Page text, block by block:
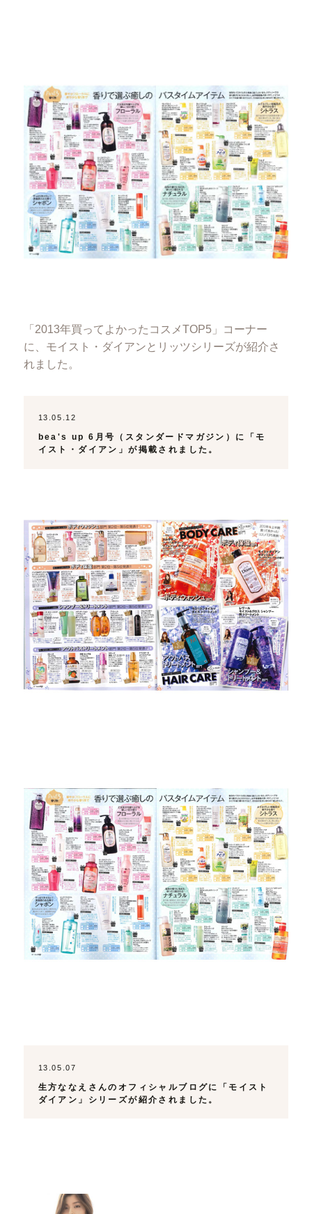
「2013年買ってよかったコスメTOP5」コーナー
に、モイスト・ダイアンとリッツシリーズが紹介さ
れました。
13.05.12
bea's up 6月号（スタンダードマガジン）に「モ
イスト・ダイアン」が掲載されました。
13.05.07
生方ななえさんのオフィシャルブログに「モイスト
ダイアン」シリーズが紹介されました。